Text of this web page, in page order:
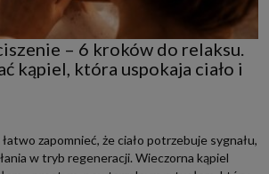
– 6 kroków do relaksu.
kąpiel, która uspokaja ciało i
zapomnieć, że ciało potrzebuje sygnału,
w tryb regeneracji. Wieczorna kąpiel